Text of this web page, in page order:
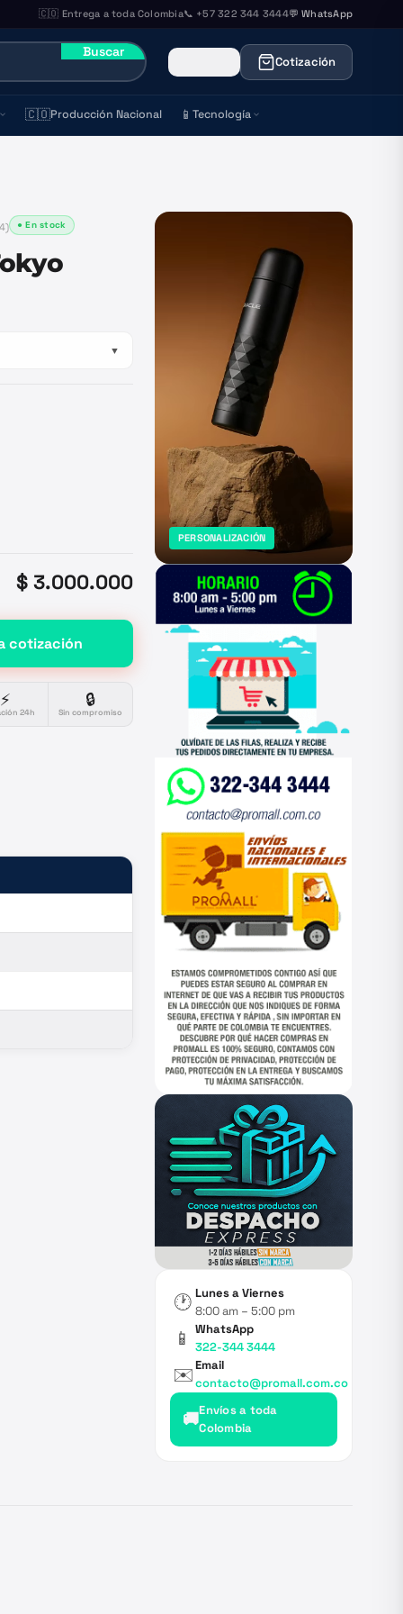
🇨🇴 Entrega a toda Colombia📞 +57 322 344 3444💬 WhatsApp
Buscar
Cotización
🇨🇴Producción Nacional 📱 Tecnología
) ● En stock
▼
$ 3.000.000
cotización
⚡
24h
🔒
Sin compromiso
ESTADO
—
—
PERSONALIZACIÓN
🕐 Lunes a Viernes
8:00 am – 5:00 pm
📱
WhatsApp
322-344 3444
✉️Email
contacto@promall.com.co
🚚Envíos a toda
Colombia